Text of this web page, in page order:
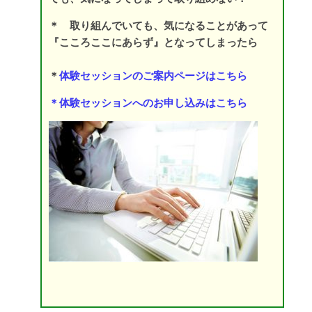
＊ 取り組んでいても、気になることがあって
『こころここにあらず』となってしまったら
＊ 体験セッションのご案内ページはこちら
＊ 体験セッションへのお申し込みはこちら